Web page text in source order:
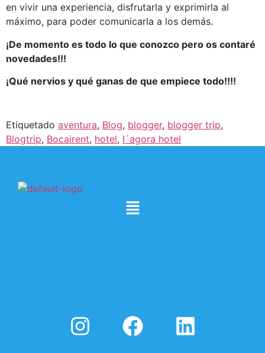
en vivir una experiencia, disfrutarla y exprimirla al
máximo, para poder comunicarla a los demás.
¡De momento es todo lo que conozco pero os contaré
novedades!!!
¡Qué nervios y qué ganas de que empiece todo!!!!
Etiquetado aventura, Blog, blogger, blogger trip,
Blogtrip, Bocairent, hotel, l´agora hotel